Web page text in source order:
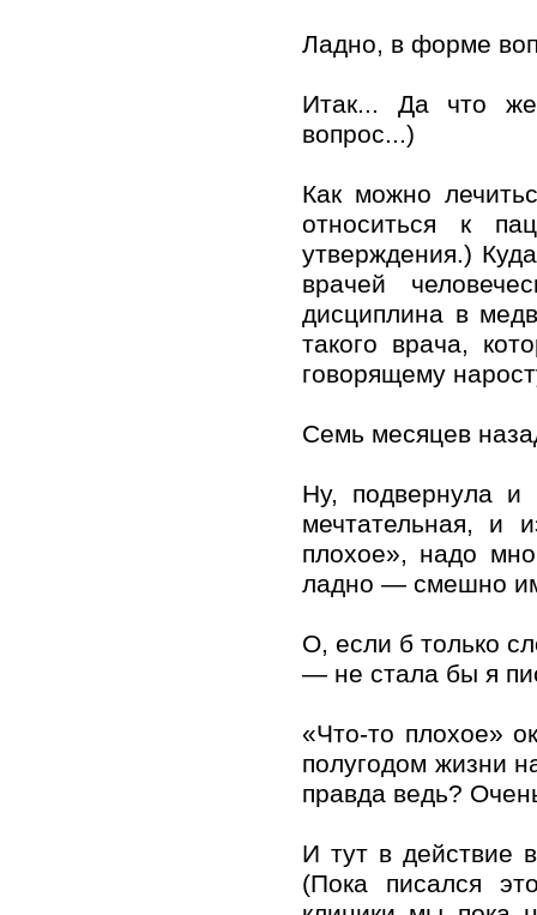
Ладно, в форме
Итак... Да что
вопрос...)
Как можно
относиться к
утверждения.)
врачей
дисциплина в
такого врача,
говорящему
Семь месяцев
Ну, подвернула и
мечтательная, и
плохое», надо
ладно — смешно
О, если б только
— не стала бы я
«Что-то плохое»
полугодом жизни
правда ведь?
И тут в действие
(Пока писался